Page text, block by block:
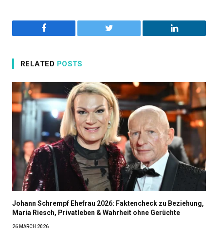
Facebook Twitter LinkedIn
RELATED POSTS
Johann Schrempf Ehefrau 2026: Faktencheck zu Beziehung,
Maria Riesch, Privatleben & Wahrheit ohne Gerüchte
26 MARCH 2026